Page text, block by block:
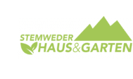
springen